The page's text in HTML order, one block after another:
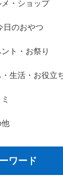
メ・ショップ
日のおやつ
ト・お祭り
・生活・お役立
他
ワード